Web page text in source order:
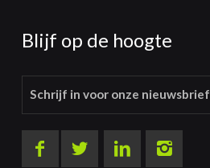
Blijf op de hoogte
Schrijf in voor onze nieuwsbrief